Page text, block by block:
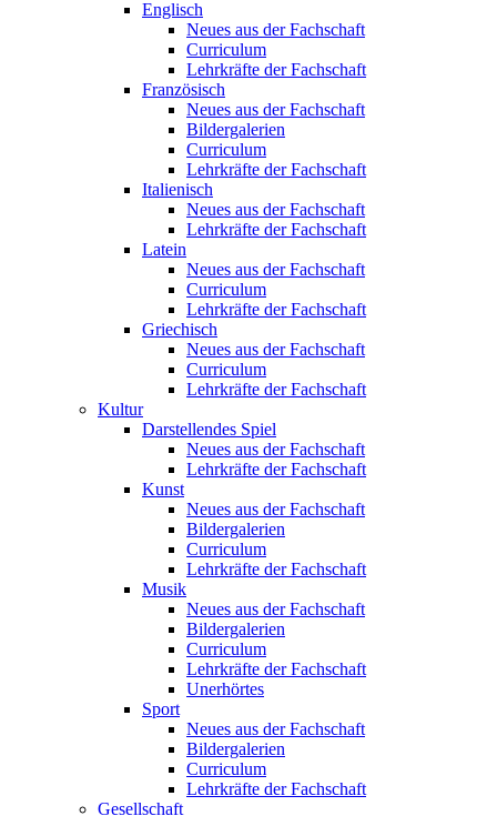
Englisch
Neues aus der Fachschaft
Curriculum
Lehrkräfte der Fachschaft
Französisch
Neues aus der Fachschaft
Bildergalerien
Curriculum
Lehrkräfte der Fachschaft
Italienisch
Neues aus der Fachschaft
Lehrkräfte der Fachschaft
Latein
Neues aus der Fachschaft
Curriculum
Lehrkräfte der Fachschaft
Griechisch
Neues aus der Fachschaft
Curriculum
Lehrkräfte der Fachschaft
Kultur
Darstellendes Spiel
Neues aus der Fachschaft
Lehrkräfte der Fachschaft
Kunst
Neues aus der Fachschaft
Bildergalerien
Curriculum
Lehrkräfte der Fachschaft
Musik
Neues aus der Fachschaft
Bildergalerien
Curriculum
Lehrkräfte der Fachschaft
Unerhörtes
Sport
Neues aus der Fachschaft
Bildergalerien
Curriculum
Lehrkräfte der Fachschaft
Gesellschaft